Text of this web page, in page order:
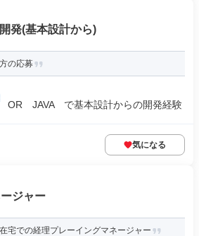
発(基本設計から)
の応募
OR JAVA で基本設計からの開発経験
気になる
ジャー
宅での経理プレーイングマネージャー